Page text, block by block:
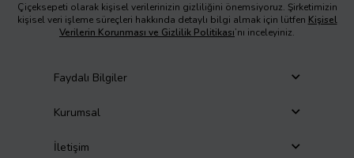
Çiçeksepeti olarak kişisel verilerinizin gizliliğini önemsiyoruz. Şirketimizin
kişisel veri işleme süreçleri hakkında detaylı bilgi almak için lütfen Kişisel
Verilerin Korunması ve Gizlilik Politikası’nı inceleyiniz.
Faydalı Bilgiler
Kurumsal
İletişim